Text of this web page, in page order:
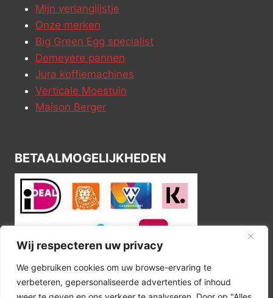
Wij respecteren uw privacy
We gebruiken cookies om uw browse-ervaring te
verbeteren, gepersonaliseerde advertenties of inhoud
Mijn verlanglijstje
Onze merken
Big Green Egg specialist
Demeyere pannen
Jura koffiemachines
Verticale Moestuin
Maison Berger
BETAALMOGELIJKHEDEN